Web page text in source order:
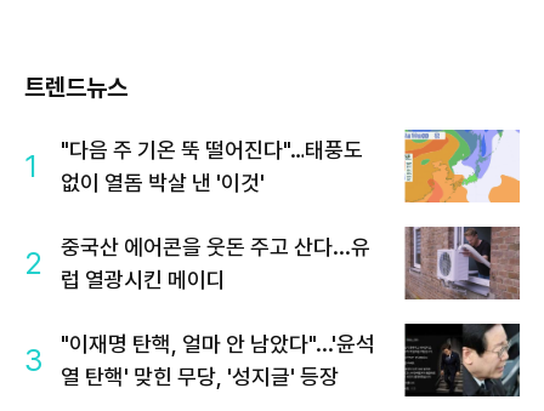
트렌드뉴스
1
"다음 주 기온 뚝 떨어진다"…태풍도
없이 열돔 박살 낸 '이것'
2
중국산 에어콘을 웃돈 주고 산다...유
럽 열광시킨 메이디
3
"이재명 탄핵, 얼마 안 남았다"...'윤석
열 탄핵' 맞힌 무당, '성지글' 등장